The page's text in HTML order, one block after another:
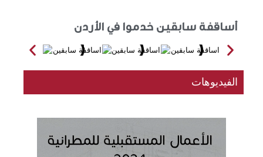
أساقفة سابقين خدموا في الأردن
الفيديوهات